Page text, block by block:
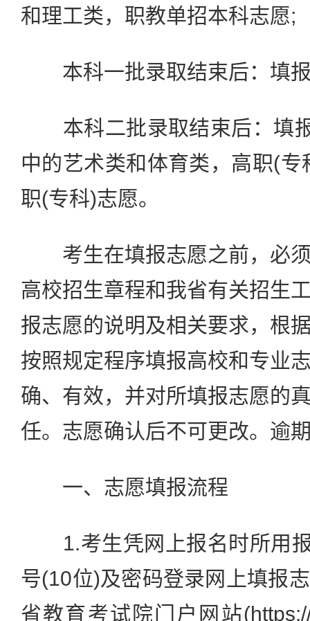
和理工类，职教单招本科志愿;
本科一批录取结束后：填报
本科二批录取结束后：填
中的艺术类和体育类，高职(
职(专科)志愿。
考生在填报志愿之前，必须
高校招生章程和我省有关招生
报志愿的说明及相关要求，根
按照规定程序填报高校和专业
确、有效，并对所填报志愿的
任。志愿确认后不可更改。逾
一、志愿填报流程
1.考生凭网上报名时所用报
号(10位)及密码登录网上填报
省教育考试院门户网站